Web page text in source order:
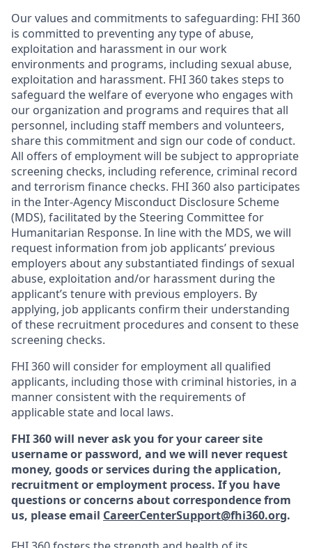
Our values and commitments to safeguarding: FHI 360
is committed to preventing any type of abuse,
exploitation and harassment in our work
environments and programs, including sexual abuse,
exploitation and harassment. FHI 360 takes steps to
safeguard the welfare of everyone who engages with
our organization and programs and requires that all
personnel, including staff members and volunteers,
share this commitment and sign our code of conduct.
All offers of employment will be subject to appropriate
screening checks, including reference, criminal record
and terrorism finance checks. FHI 360 also participates
in the Inter-Agency Misconduct Disclosure Scheme
(MDS), facilitated by the Steering Committee for
Humanitarian Response. In line with the MDS, we will
request information from job applicants’ previous
employers about any substantiated findings of sexual
abuse, exploitation and/or harassment during the
applicant’s tenure with previous employers. By
applying, job applicants confirm their understanding
of these recruitment procedures and consent to these
screening checks.
FHI 360 will consider for employment all qualified
applicants, including those with criminal histories, in a
manner consistent with the requirements of
applicable state and local laws.
FHI 360 will never ask you for your career site
username or password, and we will never request
money, goods or services during the application,
recruitment or employment process. If you have
questions or concerns about correspondence from
us, please email CareerCenterSupport@fhi360.org.